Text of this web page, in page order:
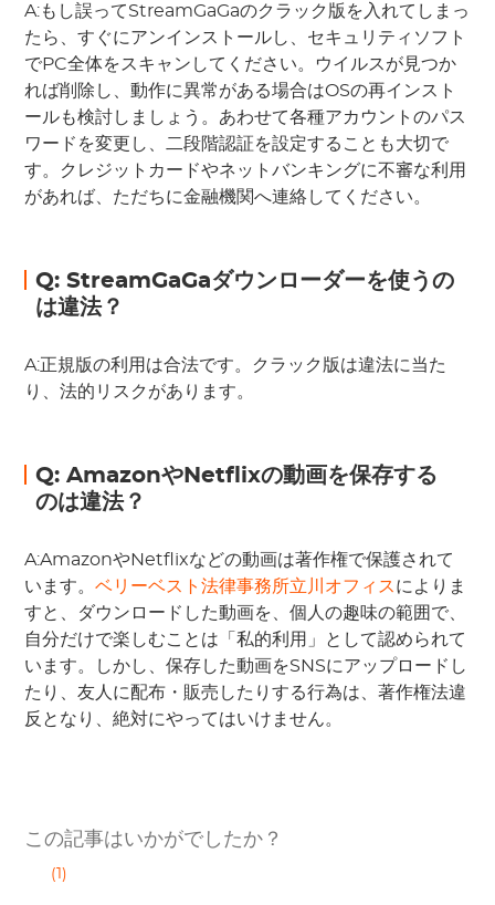
A:もし誤ってStreamGaGaのクラック版を入れてしまっ
たら、すぐにアンインストールし、セキュリティソフト
でPC全体をスキャンしてください。ウイルスが見つか
れば削除し、動作に異常がある場合はOSの再インスト
ールも検討しましょう。あわせて各種アカウントのパス
ワードを変更し、二段階認証を設定することも大切で
す。クレジットカードやネットバンキングに不審な利用
があれば、ただちに金融機関へ連絡してください。
Q: StreamGaGaダウンローダーを使うの
は違法？
A:正規版の利用は合法です。クラック版は違法に当た
り、法的リスクがあります。
Q: AmazonやNetflixの動画を保存する
のは違法？
A:AmazonやNetflixなどの動画は著作権で保護されて
います。ベリーベスト法律事務所立川オフィスによりま
すと、ダウンロードした動画を、個人の趣味の範囲で、
自分だけで楽しむことは「私的利用」として認められて
います。しかし、保存した動画をSNSにアップロードし
たり、友人に配布・販売したりする行為は、著作権法違
反となり、絶対にやってはいけません。
この記事はいかがでしたか？
(1)